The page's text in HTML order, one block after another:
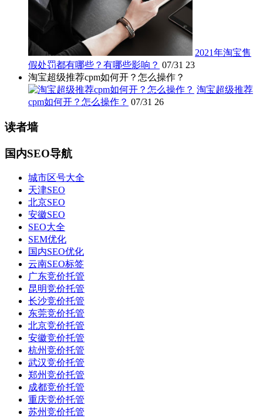
2021年淘宝售
假处罚都有哪些？有哪些影响？ 07/31 23
淘宝超级推荐cpm如何开？怎么操作？
淘宝超级推荐
cpm如何开？怎么操作？ 07/31 26
读者墙
国内SEO导航
城市区号大全
天津SEO
北京SEO
安徽SEO
SEO大全
SEM优化
国内SEO优化
云南SEO标签
广东竞价托管
昆明竞价托管
长沙竞价托管
东莞竞价托管
北京竞价托管
安徽竞价托管
杭州竞价托管
武汉竞价托管
郑州竞价托管
成都竞价托管
重庆竞价托管
苏州竞价托管